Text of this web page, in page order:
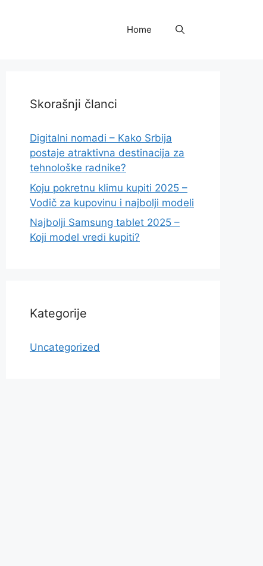
Home
Skorašnji članci
Digitalni nomadi – Kako Srbija
postaje atraktivna destinacija za
tehnološke radnike?
Koju pokretnu klimu kupiti 2025 –
Vodič za kupovinu i najbolji modeli
Najbolji Samsung tablet 2025 –
Koji model vredi kupiti?
Kategorije
Uncategorized